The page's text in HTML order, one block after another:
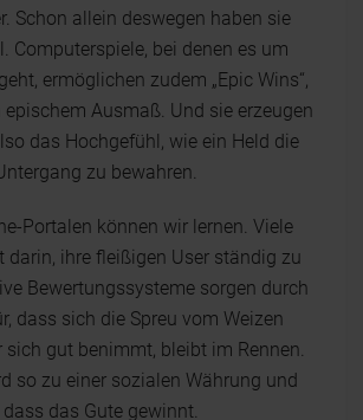
Schon allein deswegen haben sie
Computerspiele, bei denen es um
ermöglichen zudem „Epic Wins“,
epischem Ausmaß. Und sie erzeugen
das Hochgefühl, wie ein Held die
zu bewahren.
Portalen können wir lernen. Viele
darin, ihre fleißigen User ständig zu
Bewertungssysteme sorgen durch
dass sich die Spreu vom Weizen
sich gut benimmt, bleibt im Rennen.
so zu einer sozialen Währung und
das Gute gewinnt.